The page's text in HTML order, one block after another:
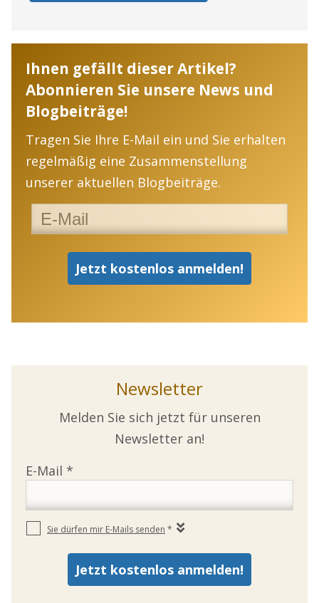
Ihnen gefällt dieser Artikel?
Abonnieren Sie unsere News und
Blogbeiträge!
Tragen Sie Ihre E-Mail ein und Sie erhalten
regelmäßig eine Zusammenstellung
unserer aktuellen Blogbeiträge.
Newsletter
Melden Sie sich jetzt für unseren
Newsletter an!